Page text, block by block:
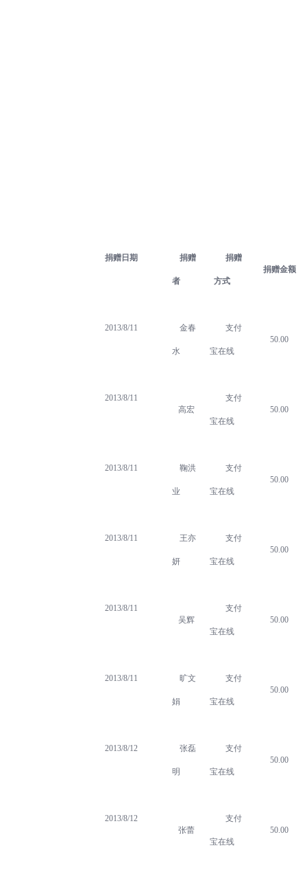
捐赠日期 捐赠
者
捐赠
方式
捐赠金额
2013/8/11 金春
水
支付
宝在线
50.00
2013/8/11
高宏
支付
宝在线
50.00
2013/8/11 鞠洪
业
支付
宝在线
50.00
2013/8/11 王亦
妍
支付
宝在线
50.00
2013/8/11
吴辉
支付
宝在线
50.00
2013/8/11 旷文
娟
支付
宝在线
50.00
2013/8/12 张磊
明
支付
宝在线
50.00
2013/8/12
张蕾
支付
宝在线
50.00